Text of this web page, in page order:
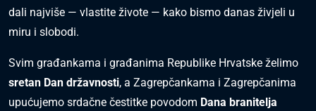
dali najviše — vlastite živote — kako bismo danas živjeli u
miru i slobodi.
Svim građankama i građanima Republike Hrvatske želimo
sretan Dan državnosti, a Zagrepčankama i Zagrepčanima
upućujemo srdačne čestitke povodom Dana branitelja